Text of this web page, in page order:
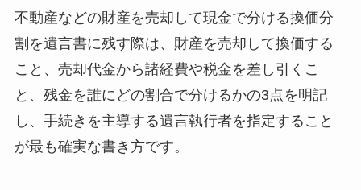
不動産などの財産を売却して現金で分ける換価分
割を遺言書に残す際は、財産を売却して換価する
こと、売却代金から諸経費や税金を差し引くこ
と、残金を誰にどの割合で分けるかの3点を明記
し、手続きを主導する遺言執行者を指定すること
が最も確実な書き方です。